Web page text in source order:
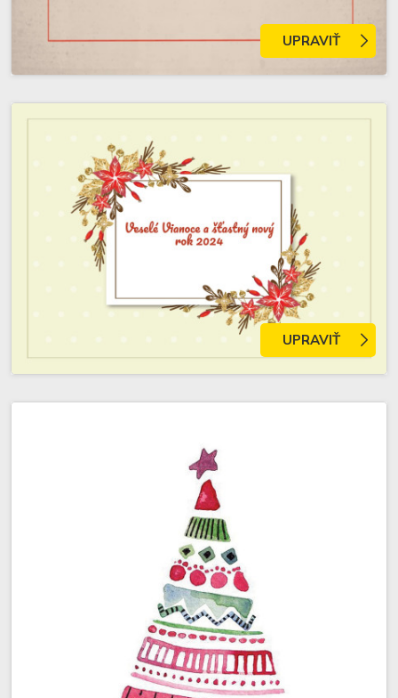
UPRAVIŤ
UPRAVIŤ